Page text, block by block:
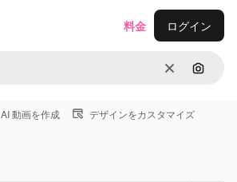
消去 画像で
料金 ログイン
AI 動画を作成 デザインをカスタマイズ